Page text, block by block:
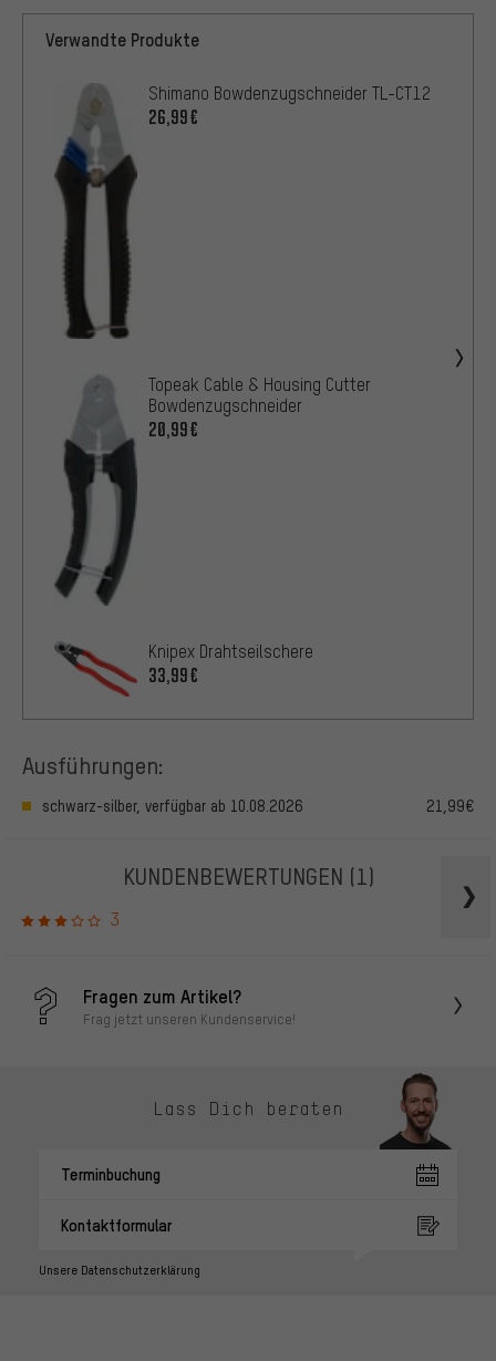
Verwandte Produkte
Shimano Bowdenzugschneider TL-CT12
26,99€
Topeak Cable & Housing Cutter
Bowdenzugschneider
20,99€
Knipex Drahtseilschere
33,99€
Ausführungen:
schwarz-silber, verfügbar ab 10.08.2026 21,99€
KUNDENBEWERTUNGEN (1)
3
Fragen zum Artikel?
Frag jetzt unseren Kundenservice!
Lass Dich beraten
Terminbuchung
Kontaktformular
Unsere Datenschutzerklärung